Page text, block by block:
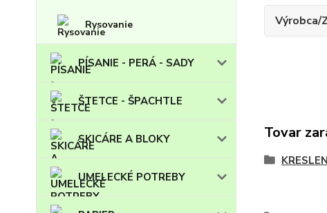
Rysovanie
PÍSANIE - PERÁ - SADY
ŠTETCE - ŠPACHTLE
SKICÁRE A BLOKY
UMELECKÉ POTREBY
Výrobca/
Tovar